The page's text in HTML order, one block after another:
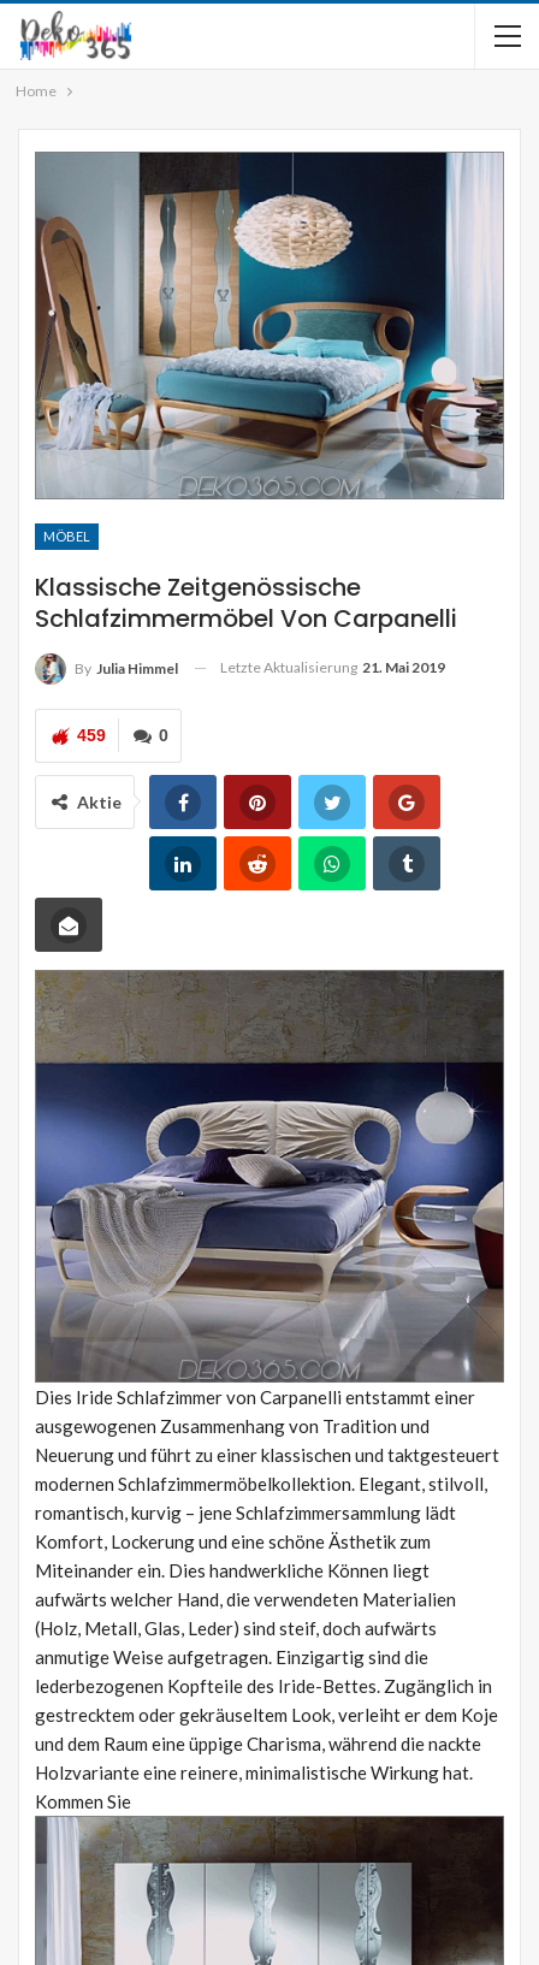
Home
MÖBEL
Klassische Zeitgenössische
Schlafzimmermöbel Von Carpanelli
By Julia Himmel Letzte Aktualisierung 21. Mai 2019
0
459
Aktie
Dies Iride Schlafzimmer von Carpanelli entstammt einer
ausgewogenen Zusammenhang von Tradition und
Neuerung und führt zu einer klassischen und taktgesteuert
modernen Schlafzimmermöbelkollektion. Elegant, stilvoll,
romantisch, kurvig – jene Schlafzimmersammlung lädt
Komfort, Lockerung und eine schöne Ästhetik zum
Miteinander ein. Dies handwerkliche Können liegt
aufwärts welcher Hand, die verwendeten Materialien
(Holz, Metall, Glas, Leder) sind steif, doch aufwärts
anmutige Weise aufgetragen. Einzigartig sind die
lederbezogenen Kopfteile des Iride-Bettes. Zugänglich in
gestrecktem oder gekräuseltem Look, verleiht er dem Koje
und dem Raum eine üppige Charisma, während die nackte
Holzvariante eine reinere, minimalistische Wirkung hat.
Kommen Sie